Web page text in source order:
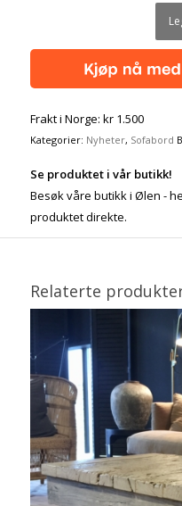
Frakt i Norge: kr 1.500
Kategorier: Nyheter, Sofabord
Se produktet i vår butikk!
Besøk våre butikk i Ølen -
produktet direkte.
Relaterte